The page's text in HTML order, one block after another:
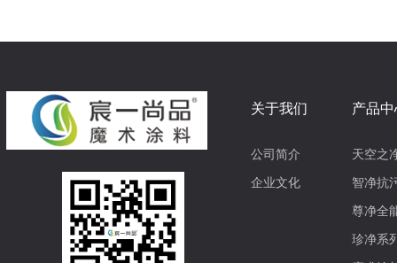
关于我们
公司简介
企业文化
产品
天空之
智净抗
尊净全
珍净系